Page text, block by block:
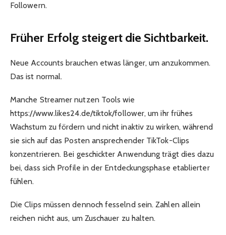
Followern.
Früher Erfolg steigert die Sichtbarkeit.
Neue Accounts brauchen etwas länger, um anzukommen.
Das ist normal.
Manche Streamer nutzen Tools wie
https://www.likes24.de/tiktok/follower, um ihr frühes
Wachstum zu fördern und nicht inaktiv zu wirken, während
sie sich auf das Posten ansprechender TikTok-Clips
konzentrieren. Bei geschickter Anwendung trägt dies dazu
bei, dass sich Profile in der Entdeckungsphase etablierter
fühlen.
Die Clips müssen dennoch fesselnd sein. Zahlen allein
reichen nicht aus, um Zuschauer zu halten.